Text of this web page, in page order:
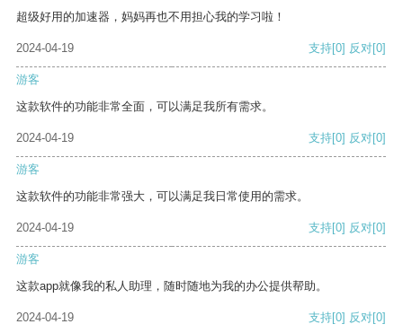
超级好用的加速器，妈妈再也不用担心我的学习啦！
2024-04-19 支持[0] 反对[0]
游客
这款软件的功能非常全面，可以满足我所有需求。
2024-04-19 支持[0] 反对[0]
游客
这款软件的功能非常强大，可以满足我日常使用的需求。
2024-04-19 支持[0] 反对[0]
游客
这款app就像我的私人助理，随时随地为我的办公提供帮助。
2024-04-19 支持[0] 反对[0]